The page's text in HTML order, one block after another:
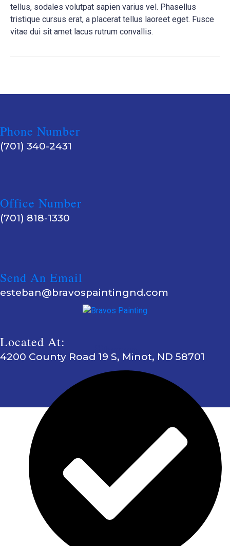
tellus, sodales volutpat sapien varius vel. Phasellus
tristique cursus erat, a placerat tellus laoreet eget. Fusce
vitae dui sit amet lacus rutrum convallis.
Phone Number
(701) 340-2431
Office Number
(701) 818-1330
Send An Email
esteban@bravospaintingnd.com
Located At:
4200 County Road 19 S, Minot, ND 58701
Sitemap